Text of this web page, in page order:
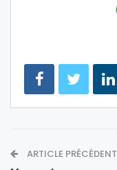
ARTICLE PRÉCÉDENT